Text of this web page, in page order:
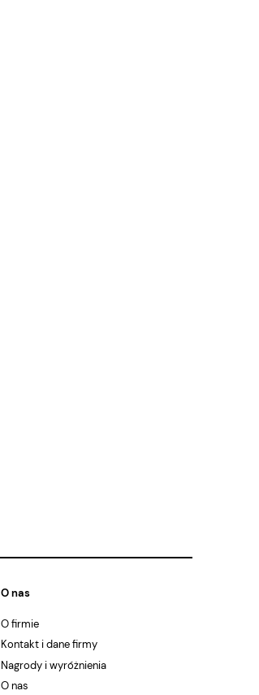
O nas
O firmie
Kontakt i dane firmy
Nagrody i wyróżnienia
O nas